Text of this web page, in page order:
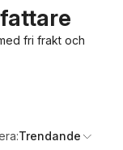
fri frakt och
Trendande